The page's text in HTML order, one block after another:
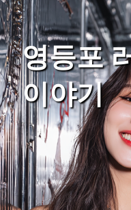
영등포
이야기